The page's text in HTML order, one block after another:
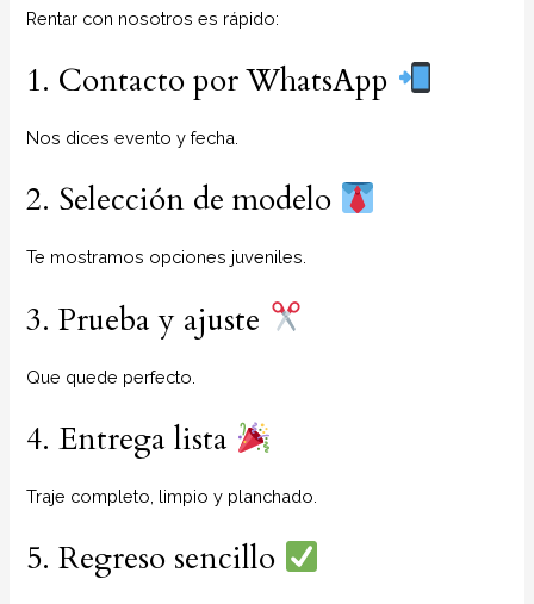
Rentar con nosotros es rápido:
1. Contacto por WhatsApp
Nos dices evento y fecha.
2. Selección de modelo
Te mostramos opciones juveniles.
3. Prueba y ajuste
Que quede perfecto.
4. Entrega lista
Traje completo, limpio y planchado.
5. Regreso sencillo